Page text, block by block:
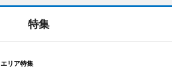
特集
エリア特集